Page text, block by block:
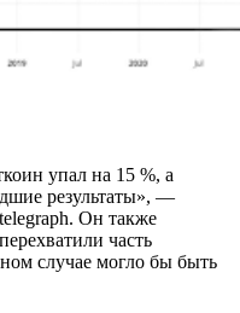
упал на 15 %, а
результаты», —
Он также
часть
случае могло бы быть